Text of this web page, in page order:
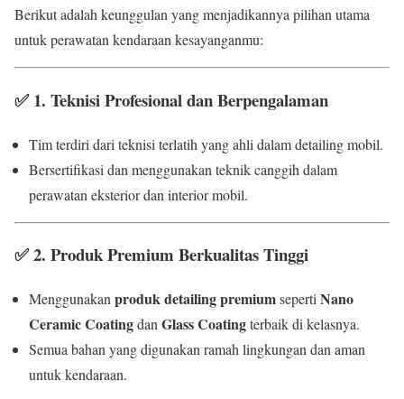
Berikut adalah keunggulan yang menjadikannya pilihan utama
untuk perawatan kendaraan kesayanganmu:
✅1. Teknisi Profesional dan Berpengalaman
Tim terdiri dari teknisi terlatih yang ahli dalam detailing mobil.
Bersertifikasi dan menggunakan teknik canggih dalam
perawatan eksterior dan interior mobil.
✅2. Produk Premium Berkualitas Tinggi
Menggunakan produk detailing premiumseperti Nano
Ceramic Coatingdan Glass Coatingterbaik di kelasnya.
Semua bahan yang digunakan ramah lingkungan dan aman
untuk kendaraan.